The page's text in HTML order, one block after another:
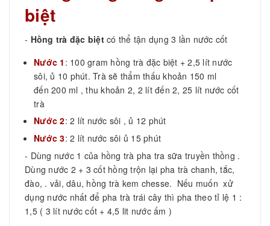
biệt
- Hồng trà đặc biệtcó thể tận dụng 3 lần nước cốt
Nước 1 : 100 gram hồng trà đặc biệt + 2,5 lít nước
sôi, ủ 10 phút. Trà sẽ thẩm thấu khoản 150 ml
đến 200 ml , thu khoản 2, 2 lít đến 2, 25 lít nước cốt
trà
Nước 2: 2 lít nước sôi , ủ 12 phút
Nước 3: 2 lít nước sôi ủ 15 phút
- Dùng nước 1 của hồng trà pha tra sữa truyền thồng .
Dùng nước 2 + 3 cốt hồng trộn lại pha trà chanh, tắc,
đào, . vải, dâu, hồng trà kem chesse. Nếu muốn xử
dụng nước nhất để pha trà trái cây thì pha theo tỉ lệ 1 :
1,5 ( 3 lít nước cốt + 4,5 lit nước ấm )